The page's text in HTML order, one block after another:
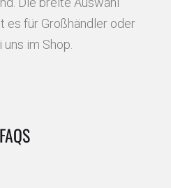
es für Großhändler oder
im Shop.
FAQS